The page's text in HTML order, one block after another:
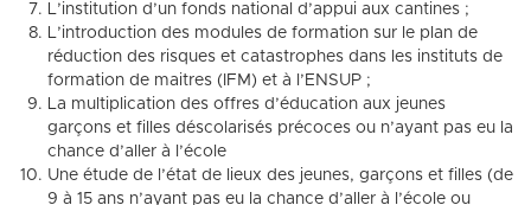
L’institution d’un fonds national d’appui aux cantines ;
L’introduction des modules de formation sur le plan de
réduction des risques et catastrophes dans les instituts de
formation de maitres (IFM) et à l’ENSUP ;
La multiplication des offres d’éducation aux jeunes
garçons et filles déscolarisés précoces ou n’ayant pas eu la
chance d’aller à l’école
Une étude de l’état de lieux des jeunes, garçons et filles (de
9 à 15 ans n’ayant pas eu la chance d’aller à l’école ou